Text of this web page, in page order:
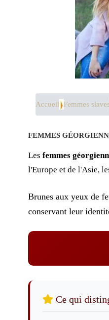
Accueil Femmes slaves
FEMMES
Les femmes
l'Europe et de l'Asie,
Brunes aux yeux de
conservant leur
Ce qui